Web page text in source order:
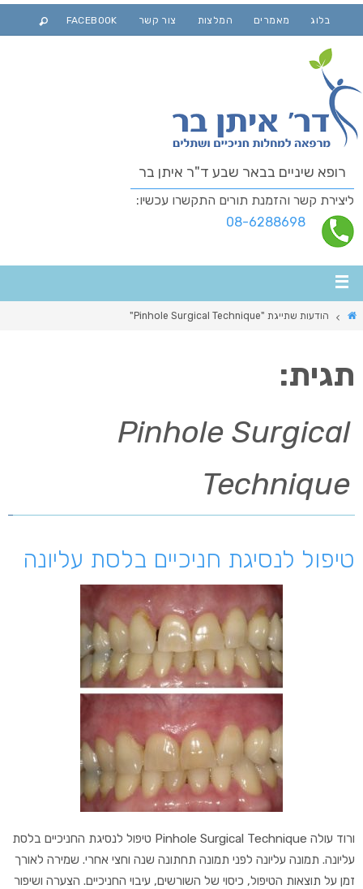
בלוג מאמרים המלצות צור קשר FACEBOOK
רופא שיניים בבאר שבע ד"ר איתן בר
ליצירת קשר והזמנת תורים התקשרו עכשיו:
08-6288698
הודעות שתייגת "Pinhole Surgical Technique"
תגית:
Pinhole Surgical
Technique
טיפול לנסיגת חניכיים בלסת עליונה
ורוד עולה Pinhole Surgical Technique טיפול לנסיגת החניכיים בלסת
עליונה. תמונה עליונה לפני תמונה תחתונה שנה וחצי אחרי. שמירה לאורך
זמן על תוצאות הטיפול, כיסוי של השורשים, עיבוי החניכיים. הצערה ושיפור